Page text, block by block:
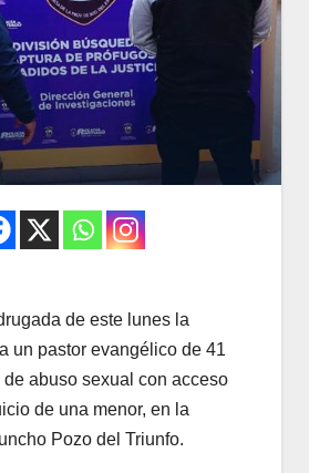
de este lunes la
un pastor evangélico de 41
abuso sexual con acceso
de una menor, en la
Pozo del Triunfo.